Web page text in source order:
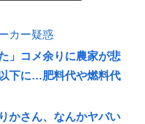
カー疑惑
」コメ余りに農家が悲
下に…肥料代や燃料代
かさん、なんかヤバい